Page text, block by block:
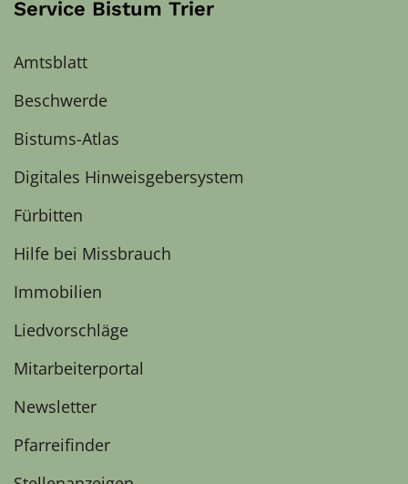
Service Bistum Trier
Amtsblatt
Beschwerde
Bistums-Atlas
Digitales Hinweisgebersystem
Fürbitten
Hilfe bei Missbrauch
Immobilien
Liedvorschläge
Mitarbeiterportal
Newsletter
Pfarreifinder